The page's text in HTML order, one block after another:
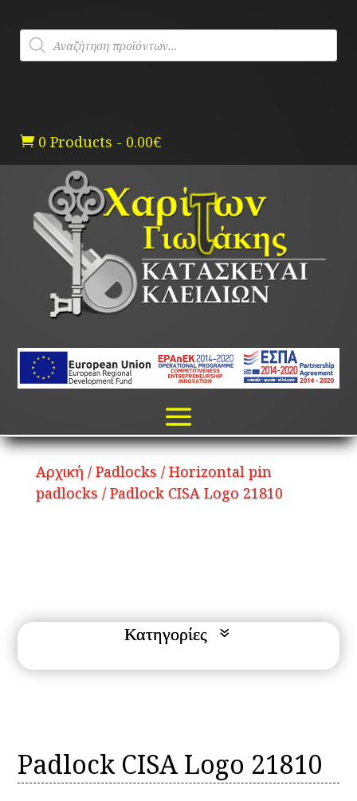
content
Products
search
 0 Products - 0.00€
Αρχική / Padlocks / Horizontal pin
padlocks / Padlock CISA Logo 21810
Padlock CISA Logo 21810